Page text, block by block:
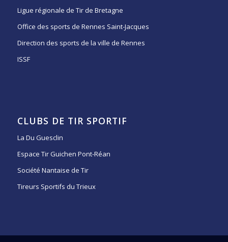
Ligue régionale de Tir de Bretagne
Office des sports de Rennes Saint-Jacques
Direction des sports de la ville de Rennes
ISSF
CLUBS DE TIR SPORTIF
La Du Guesclin
Espace Tir Guichen Pont-Réan
Société Nantaise de Tir
Tireurs Sportifs du Trieux